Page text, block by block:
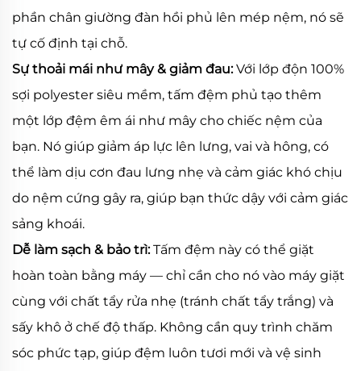
phần chân giường đàn hồi phủ lên mép nệm, nó sẽ
tự cố định tại chỗ.
Sự thoải mái như mây & giảm đau:Với lớp độn 100%
sợi polyester siêu mềm, tấm đệm phủ tạo thêm
một lớp đệm êm ái như mây cho chiếc nệm của
bạn. Nó giúp giảm áp lực lên lưng, vai và hông, có
thể làm dịu cơn đau lưng nhẹ và cảm giác khó chịu
do nệm cứng gây ra, giúp bạn thức dậy với cảm giác
sảng khoái.
Dễ làm sạch & bảo trì:Tấm đệm này có thể giặt
hoàn toàn bằng máy — chỉ cần cho nó vào máy giặt
cùng với chất tẩy rửa nhẹ (tránh chất tẩy trắng) và
sấy khô ở chế độ thấp. Không cần quy trình chăm
sóc phức tạp, giúp đệm luôn tươi mới và vệ sinh